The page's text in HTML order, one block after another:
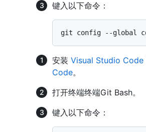
键入以下命令：
安装 Visual Studio Code
Code。
打开终端终端Git Bash。
键入以下命令：